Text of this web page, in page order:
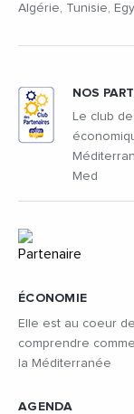
Algérie, Tunisie,
ÉCONOMIE
Elle est au coeur
comprendre
la Méditerranée
AGENDA
NOS
Le club
Med